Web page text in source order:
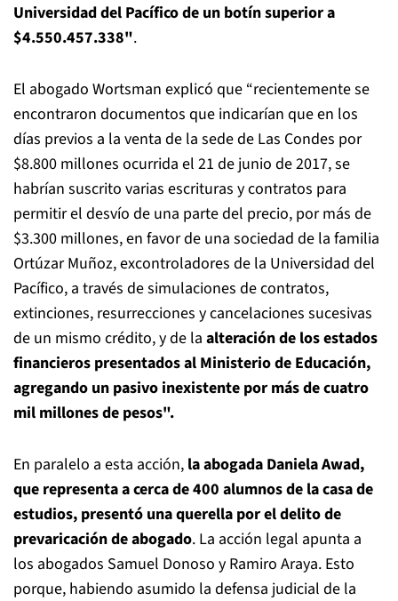
Universidad del Pacífico de un botín superior a
$4.550.457.338".
El abogado Wortsman explicó que “recientemente se
encontraron documentos que indicarían que en los
días previos a la venta de la sede de Las Condes por
$8.800 millones ocurrida el 21 de junio de 2017, se
habrían suscrito varias escrituras y contratos para
permitir el desvío de una parte del precio, por más de
$3.300 millones, en favor de una sociedad de la familia
Ortúzar Muñoz, excontroladores de la Universidad del
Pacífico, a través de simulaciones de contratos,
extinciones, resurrecciones y cancelaciones sucesivas
de un mismo crédito, y de la alteración de los estados
financieros presentados al Ministerio de Educación,
agregando un pasivo inexistente por más de cuatro
mil millones de pesos".
En paralelo a esta acción, la abogada Daniela Awad,
que representa a cerca de 400 alumnos de la casa de
estudios, presentó una querella por el delito de
prevaricación de abogado. La acción legal apunta a
los abogados Samuel Donoso y Ramiro Araya. Esto
porque, habiendo asumido la defensa judicial de la